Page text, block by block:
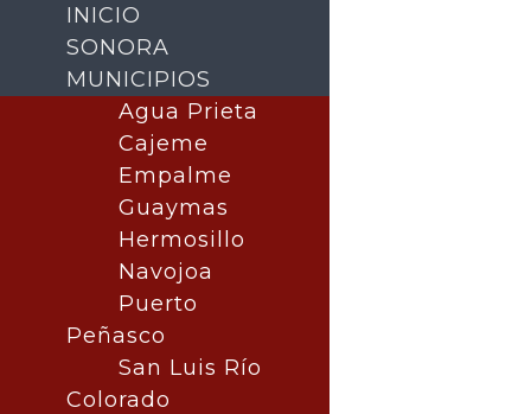
INICIO
SONORA
MUNICIPIOS
Agua Prieta
Cajeme
Empalme
Guaymas
Hermosillo
Navojoa
Puerto
Peñasco
San Luis Río
Colorado